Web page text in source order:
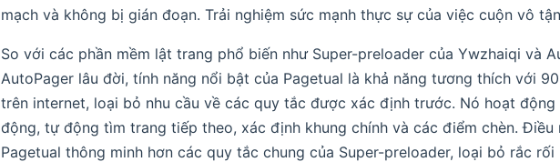
mạch và không bị gián đoạn. Trải nghiệm sức mạnh thực sự của việc cuộn vô
So với các phần mềm lật trang phổ biến như Super-preloader của Ywzhaiqi và
AutoPager lâu đời, tính năng nổi bật của Pagetual là khả năng tương thích với
trên internet, loại bỏ nhu cầu về các quy tắc được xác định trước. Nó hoạt
động, tự động tìm trang tiếp theo, xác định khung chính và các điểm chèn. Điều
Pagetual thông minh hơn các quy tắc chung của Super-preloader, loại bỏ rắc rối